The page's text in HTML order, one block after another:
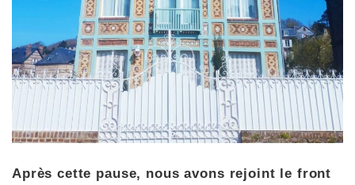
Après cette pause, nous avons rejoint le front